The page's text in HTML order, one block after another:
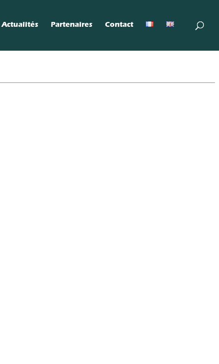
Actualités Partenaires Contact